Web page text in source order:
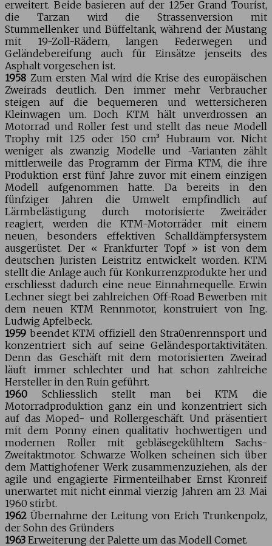
erweitert. Beide basieren auf der 125er Grand Tourist,
die Tarzan wird die Strassenversion mit
Stummellenker und Büffeltank, während der Mustang
mit 19-Zoll-Rädern, langen Federwegen und
Geländebereifung auch für Einsätze jenseits des
Asphalt vorgesehen ist.
1958 Zum ersten Mal wird die Krise des europäischen
Zweirads deutlich. Den immer mehr Verbraucher
steigen auf die bequemeren und wettersicheren
Kleinwagen um. Doch KTM hält unverdrossen an
Motorrad und Roller fest und stellt das neue Modell
Trophy mit 125 oder 150 cm³ Hubraum vor. Nicht
weniger als zwanzig Modelle und -Varianten zählt
mittlerweile das Programm der Firma KTM, die ihre
Produktion erst fünf Jahre zuvor mit einem einzigen
Modell aufgenommen hatte. Da bereits in den
fünfziger Jahren die Umwelt empfindlich auf
Lärmbelästigung durch motorisierte Zweiräder
reagiert, werden die KTM-Motorräder mit einem
neuen, besonders effektiven Schalldämpfersystem
ausgerüstet. Der « Frankfurter Topf » ist von dem
deutschen Juristen Leistritz entwickelt worden. KTM
stellt die Anlage auch für Konkurrenzprodukte her und
erschliesst dadurch eine neue Einnahmequelle. Erwin
Lechner siegt bei zahlreichen Off-Road Bewerben mit
dem neuen KTM Rennmotor, konstruiert von Ing.
Ludwig Apfelbeck.
1959 beendet KTM offiziell den Stra0enrennsport und
konzentriert sich auf seine Geländesportaktivitäten.
Denn das Geschäft mit dem motorisierten Zweirad
läuft immer schlechter und hat schon zahlreiche
Hersteller in den Ruin geführt.
1960 Schliesslich stellt man bei KTM die
Motorradproduktion ganz ein und konzentriert sich
auf das Moped- und Rollergeschäft. Und präsentiert
mit dem Ponny einen qualitativ hochwertigen und
modernen Roller mit gebläsegekühltem Sachs-
Zweitaktmotor. Schwarze Wolken scheinen sich über
dem Mattighofener Werk zusammenzuziehen, als der
agile und engagierte Firmenteilhaber Ernst Kronreif
unerwartet mit nicht einmal vierzig Jahren am 23. Mai
1960 stirbt.
1962 Übernahme der Leitung von Erich Trunkenpolz,
der Sohn des Gründers
1963 Erweiterung der Palette um das Modell Comet.